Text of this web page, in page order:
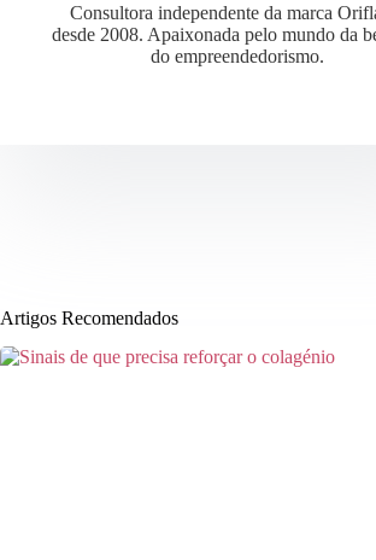
Consultora independente da marca
desde 2008. Apaixonada pelo mundo da
do empreendedorismo.
Artigos Recomendados